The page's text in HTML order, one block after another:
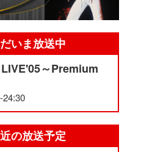
いま放送中
～Premium
24:30
の放送予定